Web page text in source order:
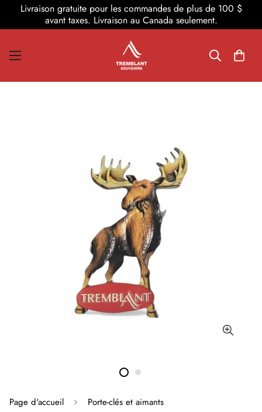
Livraison gratuite pour les commandes de plus de 100 $
avant taxes. Livraison au Canada seulement.
Page d'accueil Porte-clés et aimants